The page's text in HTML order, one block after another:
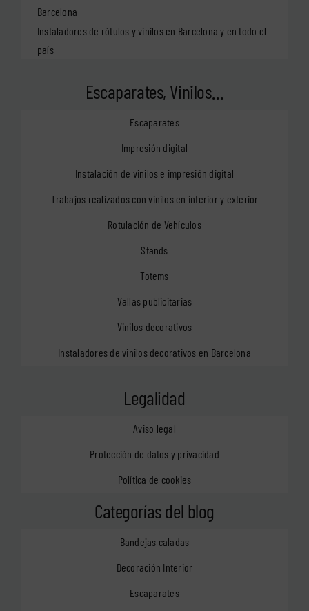
Barcelona
Instaladores de rótulos y vinilos en Barcelona y en todo el
país
Escaparates, Vinilos…
Escaparates
Impresión digital
Instalación de vinilos e impresión digital
Trabajos realizados con vinilos en interior y exterior
Rotulación de Vehículos
Stands
Totems
Vallas publicitarias
Vinilos decorativos
Instaladores de vinilos decorativos en Barcelona
Legalidad
Aviso legal
Protección de datos y privacidad
Política de cookies
Categorías del blog
Bandejas caladas
Decoración Interior
Escaparates